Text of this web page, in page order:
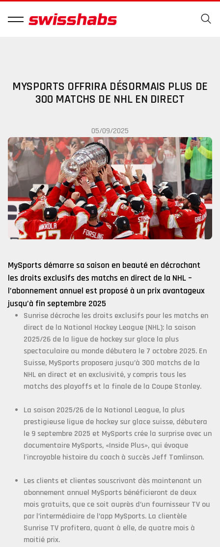
MYSPORTS OFFRIRA DÉSORMAIS PLUS DE
300 MATCHS DE NHL EN DIRECT
05/09/2025
MySports démarre sa saison en beauté en décrochant
les droits exclusifs des matchs en direct de la NHL –
l’abonnement annuel est proposé à un prix avantageux
jusqu’à fin septembre 2025
Sunrise décroche les droits exclusifs pour les matchs en
direct de la National Hockey League (NHL): la saison
2025/26 de la ligue de hockey sur glace la plus
spectaculaire au monde débutera le 7 octobre 2025. En
Suisse, MySports proposera jusqu’à 300 matchs de la
NHL en direct et en exclusivité, y compris tous les
matchs des playoffs et la finale de la Coupe Stanley.
La saison 2025/26 de la National League, la plus
prestigieuse ligue de hockey sur glace suisse, débutera
le 9 septembre 2025 et MySports crée la surprise avec un
documentaire MySports, «Inside Plus», qui évoque
l'incroyable histoire du coach à succès Jeff Tomlinson.
Les clients et clientes souscrivant dès maintenant un
abonnement annuel MySports bénéficieront de deux
mois gratuits, que ce soit auprès d’un fournisseur TV ou
par l’intermédiaire de l’app MySports. La clientèle
Sunrise TV profitera, quant à elle, de quatre mois à
moitié prix.